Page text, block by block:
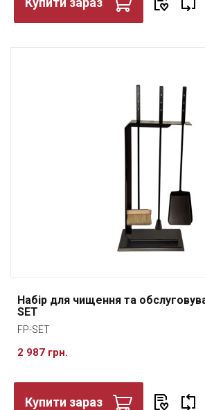
Набір для чищення та
SET
FP-SET
2 987 грн.
Купити зараз